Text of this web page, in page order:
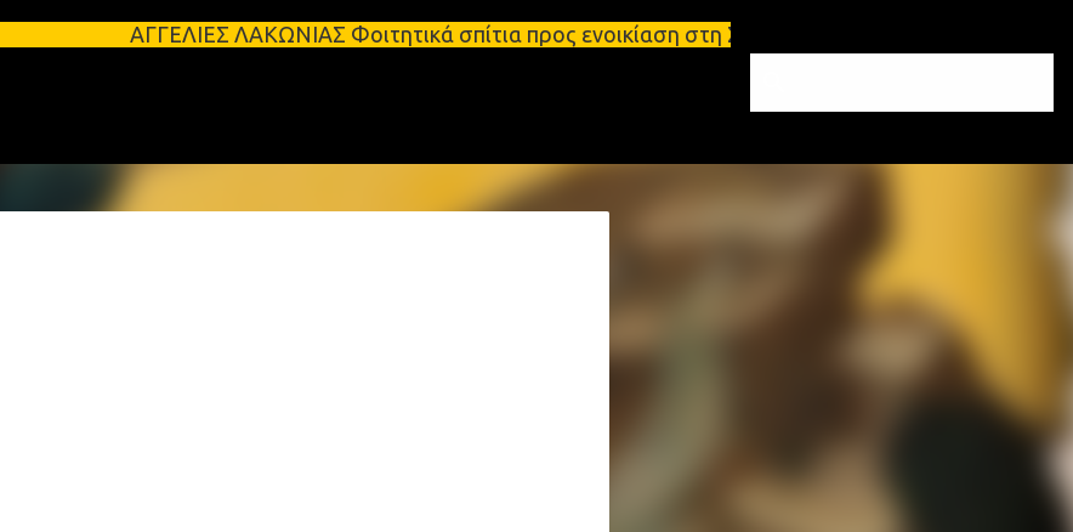
Μετάβαση στο κύριο περιεχόμενο
ΑΓΓΕΛΙΕΣ ΛΑΚΩΝΙΑΣ Φοιτητικά σπίτια προς ενοικίαση στη Σπάρτη Ενοικιάσεις διαμερισμάτων